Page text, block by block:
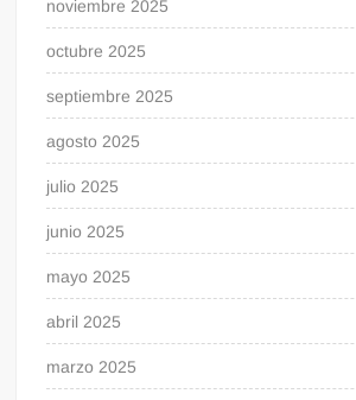
noviembre 2025
octubre 2025
septiembre 2025
agosto 2025
julio 2025
junio 2025
mayo 2025
abril 2025
marzo 2025